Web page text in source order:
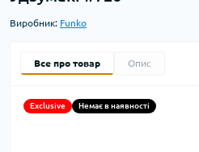
Виробник: Funko
Все про товар Опис
Exclusive Немає в наявності